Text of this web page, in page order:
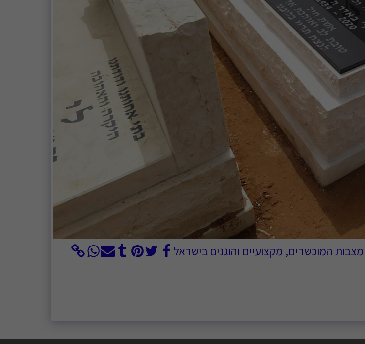
המוכשרים, מקצועיים והוגנים בישראל